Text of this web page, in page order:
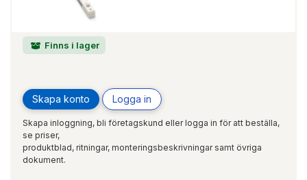
Finns i lager
Skapa konto Logga in
Skapa inloggning, bli företagskund eller logga in för att beställa,
se priser,
produktblad, ritningar, monteringsbeskrivningar samt övriga
dokument.